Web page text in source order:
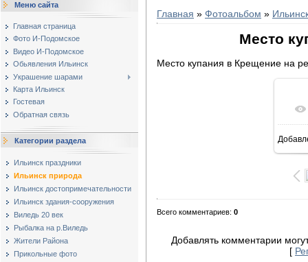
Меню сайта
Главная страница
Фото И-Подомское
Видео И-Подомское
Обьявления Ильинск
Украшение шарами
Карта Ильинск
Гостевая
Обратная связь
Категории раздела
Ильинск праздники
Ильинск природа
Ильинск достопримечательности
Ильинск здания-сооружения
Виледь 20 век
Рыбалка на р.Виледь
Жители Района
Прикольные фото
Главная » Фотоальбом »
Место
Место купания в Крещение на
Всего комментариев: 0
Добавлять комментарии
[